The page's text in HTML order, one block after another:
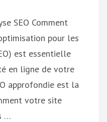
SEO Comment
pour les
est essentielle
en ligne de votre
approfondie est la
votre site
…